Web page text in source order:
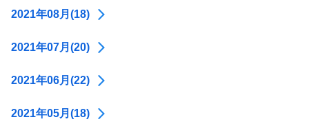
2021年08月(18)
2021年07月(20)
2021年06月(22)
2021年05月(18)